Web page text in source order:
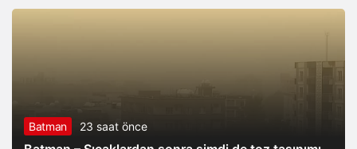
Batman 23 saat önce